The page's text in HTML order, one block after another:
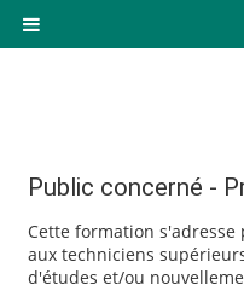
Panneau latéral
Public concerné -
Cette formation
aux techniciens
d'études et/ou